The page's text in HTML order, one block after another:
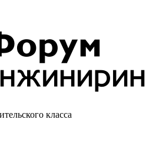
класса